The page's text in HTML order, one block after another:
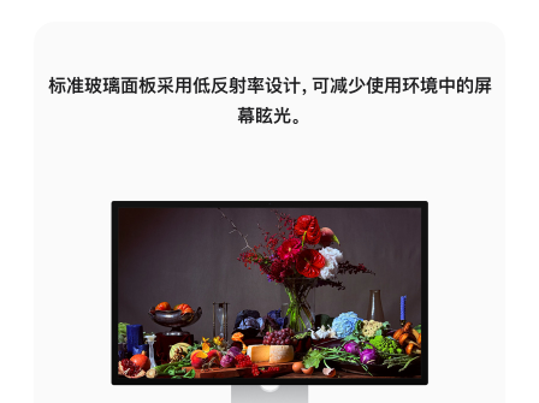
标准玻璃面板采用低反射率设计，可减少使用环境中的屏
幕眩光。